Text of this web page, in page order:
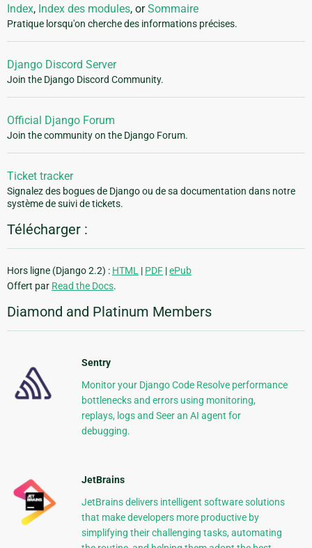
Index, Index des modules, orSommaire
Pratique lorsqu'on cherche des informations précises.
Django Discord Server
Join the Django Discord Community.
Official Django Forum
Join the community on the Django Forum.
Ticket tracker
Signalez des bogues de Django ou de sa documentation dans notre
système de suivi de tickets.
Télécharger :
Hors ligne (Django 2.2) : HTML | PDF |ePub
Offert par Read the Docs.
Diamond and Platinum Members
Sentry
Monitor your Django Code Resolve performance
bottlenecks and errors using monitoring,
replays, logs and Seer an AI agent for
debugging.
JetBrains
JetBrains delivers intelligent software solutions
that make developers more productive by
simplifying their challenging tasks, automating